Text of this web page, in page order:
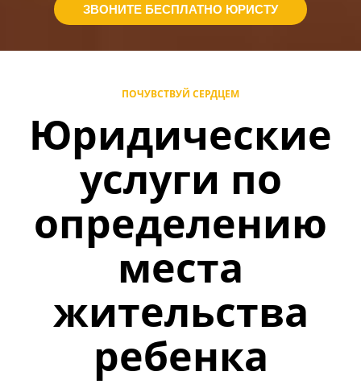
ЗВОНИТЕ БЕСПЛАТНО ЮРИСТУ
ПОЧУВСТВУЙ СЕРДЦЕМ
Юридические
услуги по
определению
места
жительства
ребенка